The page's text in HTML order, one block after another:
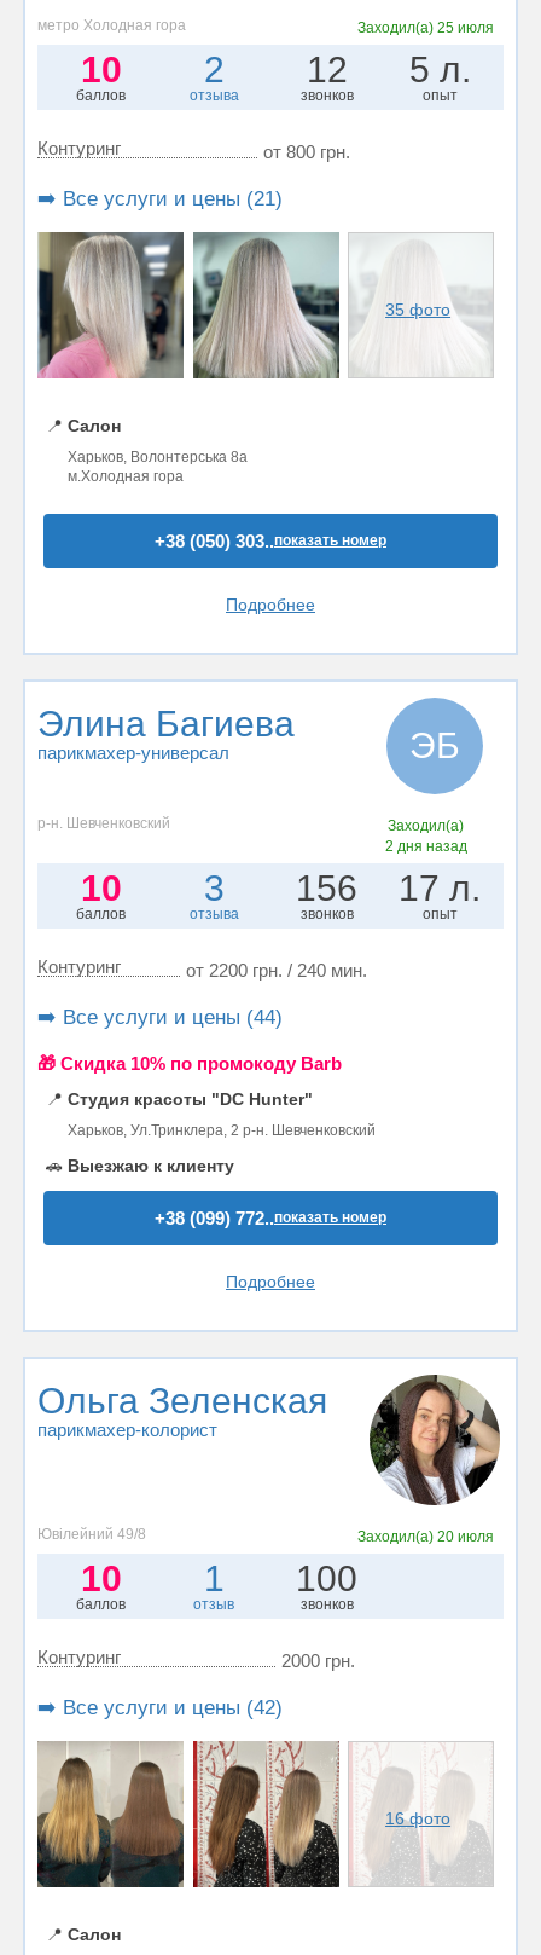
метро Холодная гора Заходил(а)25 июля
10
баллов
2
отзыва
12
звонков
5 л.
опыт
Контуринг от 800 грн.
➡️ Все услуги и цены (21)
35 фото
📍 Салон
Харьков, Волонтерська 8а
м.Холодная гора
+38 (050) 303..показать номер
Подробнее
Элина Багиева
парикмахер-универсал ЭБ
р-н. Шевченковский
Заходил(а)
2 дня назад
10
баллов
3
отзыва
156
звонков
17 л.
опыт
Контуринг от 2200 грн. / 240 мин.
➡️ Все услуги и цены (44)
🎁 Cкидка 10% по промокоду Barb
📍 Студия красоты "DC Hunter"
Харьков, Ул.Тринклера, 2 р-н. Шевченковский
🚗 Выезжаю к клиенту
+38 (099) 772..показать номер
Подробнее
Ольга Зеленская
парикмахер-колорист
Ювілейний 49/8 Заходил(а)20 июля
10
баллов
1
отзыв
100
звонков
Контуринг 2000 грн.
➡️ Все услуги и цены (42)
16 фото
📍 Салон